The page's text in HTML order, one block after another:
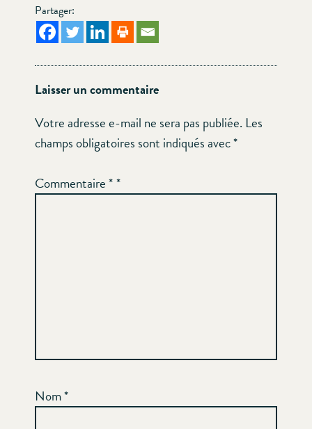
Partager:
Laisser un commentaire
Votre adresse e-mail ne sera pas publiée. Les
champs obligatoires sont indiqués avec*
Commentaire*
Nom*